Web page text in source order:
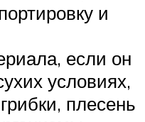
и
если он
условиях,
плесень